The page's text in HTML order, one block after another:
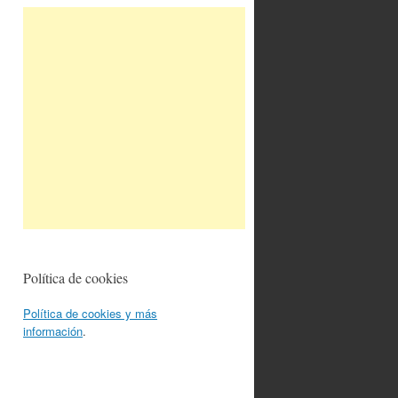
Política de cookies
Política de cookies y más
información.